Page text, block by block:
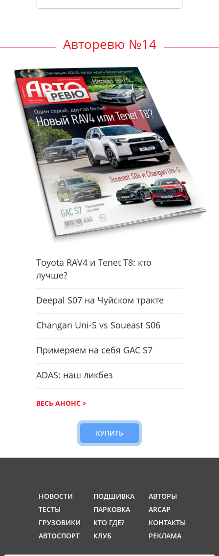
Авторевю №14
Toyota RAV4 и Tenet T8: кто
лучше?
Deepal S07 на Чуйском тракте
Changan Uni-S vs Soueast S06
Примеряем на себя GAC S7
ADAS: наш ликбез
ВЕСЬ АНОНС
КУПИТЬ
НОВОСТИ
ТЕСТЫ
ГРУЗОВИКИ
АВТОСПОРТ
ПОДШИВКА
ПАРКОВКА
КТО ГДЕ?
КЛУБ
АВТОРЫ
ARCAP
КОНТАКТЫ
РЕКЛАМА